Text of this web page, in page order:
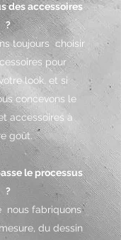
des accessoires
?
toujours choisir
pour
look, et si
concevons le
accessoires à
goût.
le processus
?
nous fabriquons
du dessin